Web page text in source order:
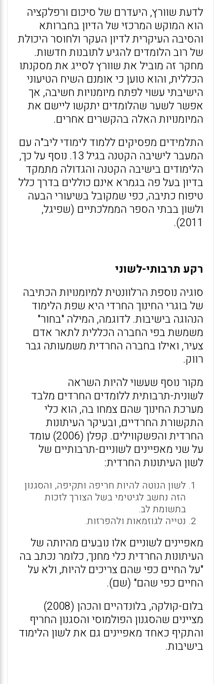
לדעת שוורץ, היעדרם של סיכום ורפלקציה
הוא המוקש המרכזי של הדיון בחברותא
והסיבה העיקרית לדיון העקר ולחוסר היכולת
של רוב הלומדים להגיע לתובנות חדשות.
מחקר זה מוביל את שוורץ לסייג את מסקנתו
הכללית, והוא טוען כי אומנם השיח הטיעוני
הישיבתי עשוי לפתח מיומנויות חשיבה, אך
אפשר לשער שהלומדים יתקשו ליישם את
המיומנויות האלה בהקשרים אחרים.
התלמידים מפסיקים ללמוד לימודי ליב"ה עם
המעבר לישיבה הקטנה בגיל 13. נוסף על כך,
הלימודים בישיבה הקטנה והגדולה מתמקד
בדיון בעל פה בגמרא אינם כוללים בדרך כלל
טיפוח כתיבה, כפי שמקובל בשיעורי הבעה
ולשון בבתי הספר הממלכתיים (שפיגל,
2011).
רקע תרבותי-לשוני
סוגיה נוספת הרלוונטית למיומנויות הכתיבה
של בוגרי החינוך החרדי היא שפת הלימוד
הנהוגה בישיבות. לדוגמה, המילה "בחור"
משמשת בפי החברה הכללית לתאר אדם
צעיר, ואילו בחברה החרדית משמעותה גבר
רווק.
מקור נוסף שעשוי להיות השראה
לשונית-תרבותית ללומדים החרדים מלבד
מערכת החינוך שהם צמחו בה, הוא כלי
התקשורת החרדיים, ובעיקר העיתונות
החרדית והפשקווילים. קפלן (2006) עומד
על שני מאפיינים לשוניים-תרבותיים של
לשון העיתונות החרדית:
לשון הנוטה להיות חריפה ותקיפה, והסגנון
הזה נחשב לגיטימי בשל הצורך לזכות
בתשומת לב.
נטייה לגוזמאות ולהפרזות.
מאפיינים לשוניים אלו נובעים מהיותה של
העיתונות החרדית כלי מחנך, כלומר נכתב בה
"על החיים כפי שהם צריכים להיות, ולא על
החיים כפי שהם" (שם).
בלום-קולקה, בלונדהיים והכהן (2008)
מציינים שהסגנון הפולמוסי והסגנון החריף
והתקיף כאחד מאפיינים גם את לשון הלימוד
בישיבות.